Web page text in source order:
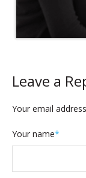
Leave a
Your email
Your name*